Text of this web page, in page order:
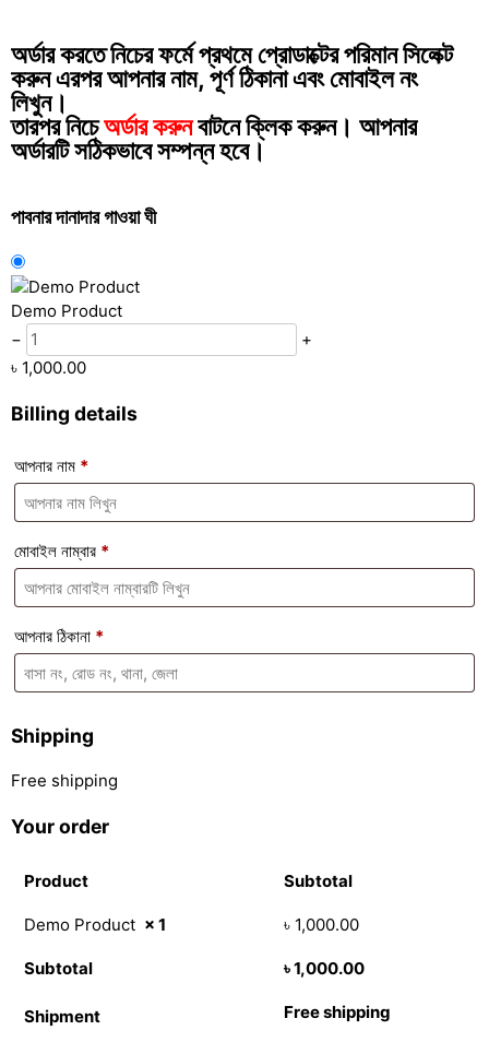
অর্ডার করতে নিচের ফর্মে প্রথমে প্রোডাক্টের পরিমান সিলেক্ট
করুন এরপর আপনার নাম, পূর্ণ ঠিকানা এবং মোবাইল নং
লিখুন।
তারপর নিচেঅর্ডার করুনবাটনে ক্লিক করুন। আপনার
অর্ডারটি সঠিকভাবে সম্পন্ন হবে।
পাবনার দানাদার গাওয়া ঘী
Demo Product
−
+
৳ 1,000.00
Billing details
আপনার নাম *
মোবাইল নাম্বার *
আপনার ঠিকানা *
Shipping
Free shipping
Your order
Product Subtotal
Demo Product × 1 ৳ 1,000.00
Subtotal ৳1,000.00
Shipment Free shipping